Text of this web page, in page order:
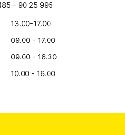
- 90 25 995
13.00-17.00
09.00 - 17.00
09.00 - 16.30
10.00 - 16.00